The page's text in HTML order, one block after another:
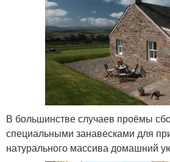
В большинстве случаев проёмы
специальными занавесками для
натурального массива домашний